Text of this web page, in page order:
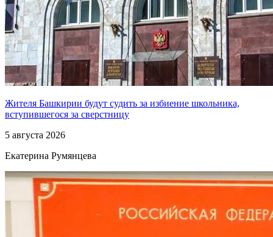
Жителя Башкирии будут судить за избиение школьника,
вступившегося за сверстницу
5 августа 2026
Екатерина Румянцева